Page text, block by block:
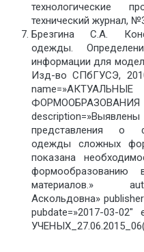
технологические
технический журнал,
Брезгина С.А.
одежды.
информации для
Изд-во СПбГУСЭ,
представления о
одежды сложных
показана
материалов.»
Аскольдовна»
pubdate=»2017-03-